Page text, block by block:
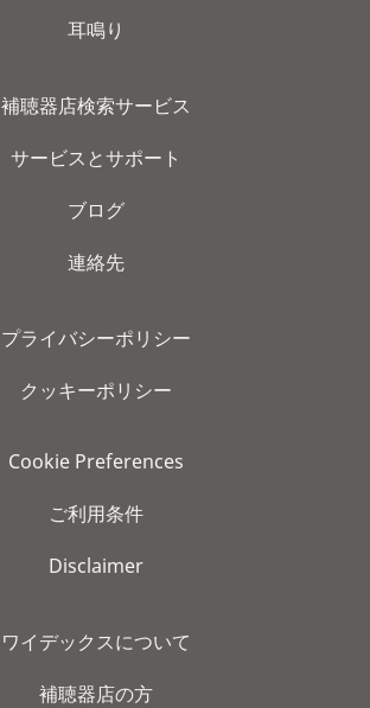
耳鳴り
補聴器店検索サービス
サービスとサポート
ブログ
連絡先
プライバシーポリシー
クッキーポリシー
Cookie Preferences
ご利用条件
Disclaimer
ワイデックスについて
補聴器店の方